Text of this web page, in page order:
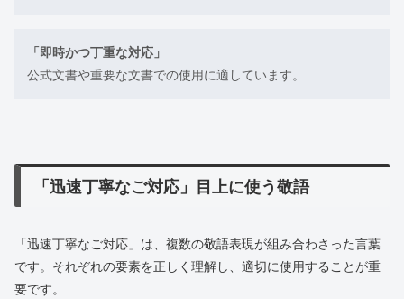
「即時かつ丁重な対応」
公式文書や重要な文書での使用に適しています。
「迅速丁寧なご対応」目上に使う敬語
「迅速丁寧なご対応」は、複数の敬語表現が組み合わさった言葉
です。それぞれの要素を正しく理解し、適切に使用することが重
要です。